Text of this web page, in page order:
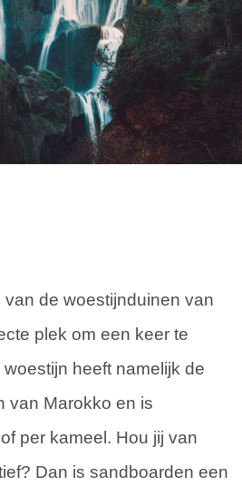
de woestijnduinen van
plek om een keer te
heeft namelijk de
van Marokko en is
per kameel. Hou jij van
Dan is sandboarden een